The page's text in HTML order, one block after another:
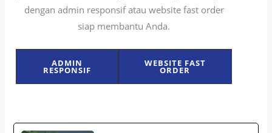
dengan admin responsif atau website fast order
siap membantu Anda.
ADMIN
RESPONSIF
WEBSITE FAST
ORDER